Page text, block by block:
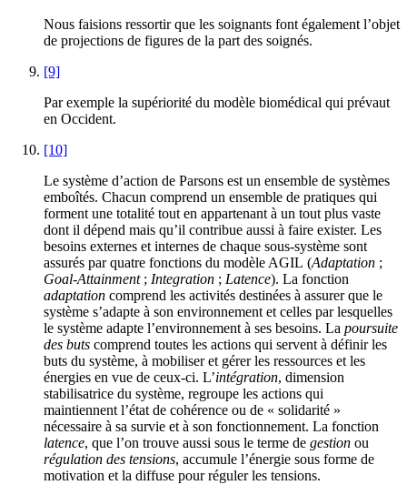
Nous faisions ressortir que les soignants font également l’objet
de projections de figures de la part des soignés.
[9]
Par exemple la supériorité du modèle biomédical qui prévaut
en Occident.
[10]
Le système d’action de Parsons est un ensemble de systèmes
emboîtés. Chacun comprend un ensemble de pratiques qui
forment une totalité tout en appartenant à un tout plus vaste
dont il dépend mais qu’il contribue aussi à faire exister. Les
besoins externes et internes de chaque sous-système sont
assurés par quatre fonctions du modèle AGIL (Adaptation ;
Goal-Attainment; Integration ; Latence). La fonction
adaptation comprend les activités destinées à assurer que le
système s’adapte à son environnement et celles par lesquelles
le système adapte l’environnement à ses besoins. La poursuite
des buts comprend toutes les actions qui servent à définir les
buts du système, à mobiliser et gérer les ressources et les
énergies en vue de ceux-ci. L’intégration, dimension
stabilisatrice du système, regroupe les actions qui
maintiennent l’état de cohérence ou de « solidarité »
nécessaire à sa survie et à son fonctionnement. La fonction
latence, que l’on trouve aussi sous le terme de gestion ou
régulation des tensions, accumule l’énergie sous forme de
motivation et la diffuse pour réguler les tensions.